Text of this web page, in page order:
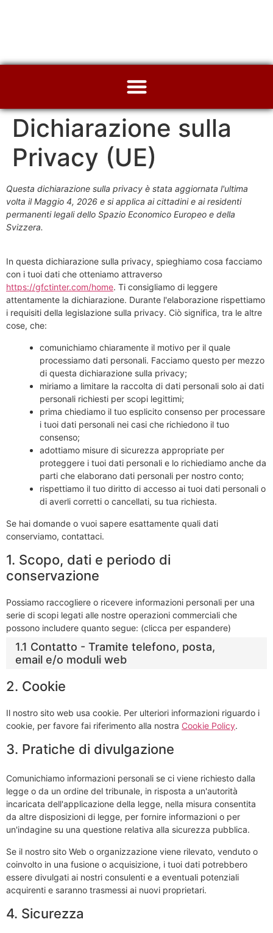
Dichiarazione sulla
Privacy (UE)
Questa dichiarazione sulla privacy è stata aggiornata l'ultima
volta il Maggio 4, 2026 e si applica ai cittadini e ai residenti
permanenti legali dello Spazio Economico Europeo e della
Svizzera.
In questa dichiarazione sulla privacy, spieghiamo cosa facciamo
con i tuoi dati che otteniamo attraverso
https://gfctinter.com/home. Ti consigliamo di leggere
attentamente la dichiarazione. Durante l'elaborazione rispettiamo
i requisiti della legislazione sulla privacy. Ciò significa, tra le altre
cose, che:
comunichiamo chiaramente il motivo per il quale
processiamo dati personali. Facciamo questo per mezzo
di questa dichiarazione sulla privacy;
miriamo a limitare la raccolta di dati personali solo ai dati
personali richiesti per scopi legittimi;
prima chiediamo il tuo esplicito consenso per processare
i tuoi dati personali nei casi che richiedono il tuo
consenso;
adottiamo misure di sicurezza appropriate per
proteggere i tuoi dati personali e lo richiediamo anche da
parti che elaborano dati personali per nostro conto;
rispettiamo il tuo diritto di accesso ai tuoi dati personali o
di averli corretti o cancellati, su tua richiesta.
Se hai domande o vuoi sapere esattamente quali dati
conserviamo, contattaci.
1. Scopo, dati e periodo di
conservazione
Possiamo raccogliere o ricevere informazioni personali per una
serie di scopi legati alle nostre operazioni commerciali che
possono includere quanto segue: (clicca per espandere)
1.1 Contatto - Tramite telefono, posta,
email e/o moduli web
2. Cookie
Il nostro sito web usa cookie. Per ulteriori informazioni riguardo i
cookie, per favore fai riferimento alla nostra Cookie Policy.
3. Pratiche di divulgazione
Comunichiamo informazioni personali se ci viene richiesto dalla
legge o da un ordine del tribunale, in risposta a un'autorità
incaricata dell'applicazione della legge, nella misura consentita
da altre disposizioni di legge, per fornire informazioni o per
un'indagine su una questione relativa alla sicurezza pubblica.
Se il nostro sito Web o organizzazione viene rilevato, venduto o
coinvolto in una fusione o acquisizione, i tuoi dati potrebbero
essere divulgati ai nostri consulenti e a eventuali potenziali
acquirenti e saranno trasmessi ai nuovi proprietari.
4. Sicurezza